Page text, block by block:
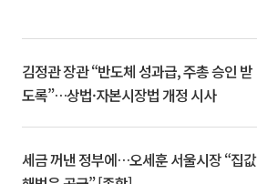
김정관 장관 “반도체 성과급, 주총 승인 받
도록”…상법·자본시장법 개정 시사
세금 꺼낸 정부에…오세훈 서울시장 “집값